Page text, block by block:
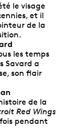
le visage
et il
de la
les temps
Savard a
son flair
de la
Red Wings
pendant